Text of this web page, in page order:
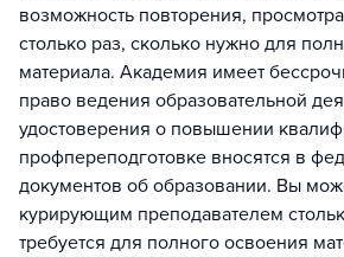
возможность повторения,
столько раз, сколько нужно для
материала. Академия имеет
право ведения образовательной
удостоверения о повышении
профпереподготовке вносятся в
документов об образовании. Вы
курирующим преподавателем
требуется для полного освоения